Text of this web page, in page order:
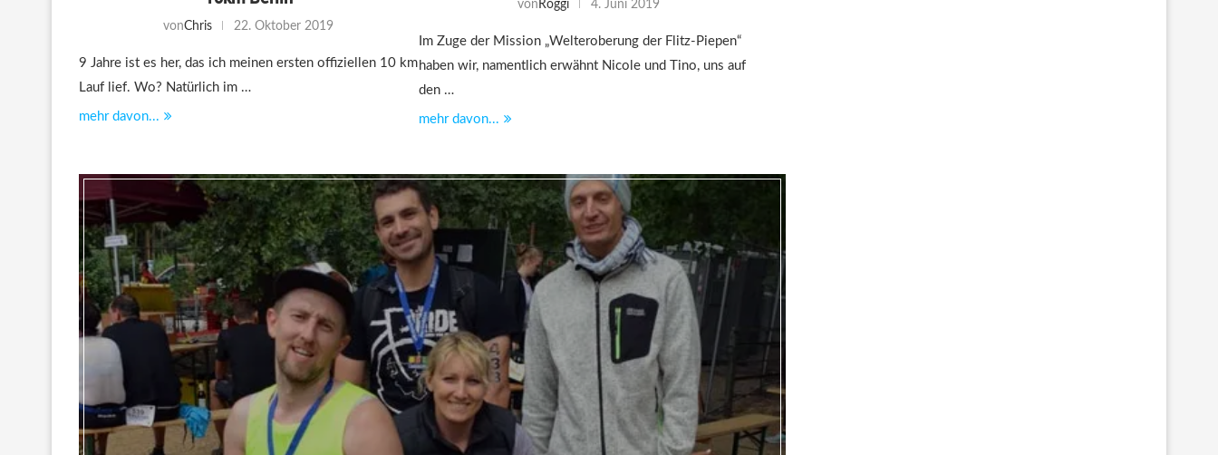
vonChris 22. Oktober 2019
9 Jahre ist es her, das ich meinen ersten offiziellen 10 km
Lauf lief. Wo? Natürlich im …
mehr davon...
von Roggi 4. Juni 2019
Im Zuge der Mission „Welteroberung der Flitz-Piepen“
haben wir, namentlich erwähnt Nicole und Tino, uns auf
den …
mehr davon...